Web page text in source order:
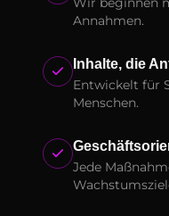
Annahmen.
Inhalte, die
Entwickelt für
Menschen.
Jede